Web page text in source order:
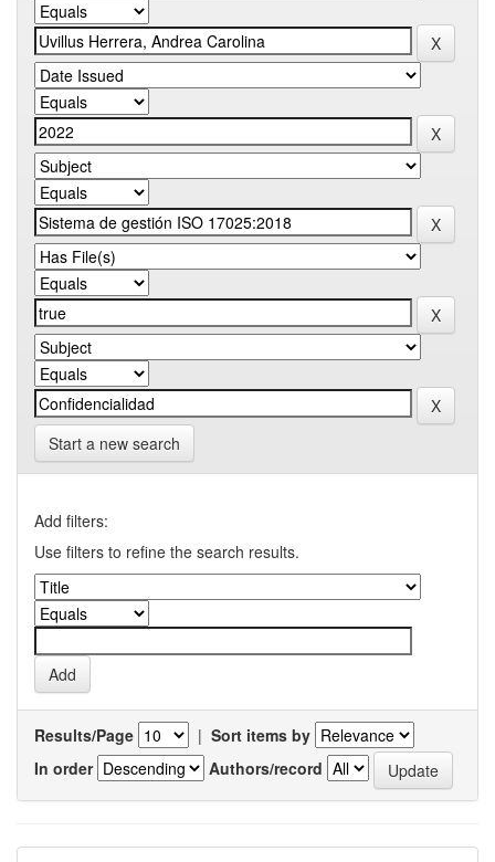
Start a new search
Add filters:
Use filters to refine the search results.
Results/Page | Sort items by
In order
Authors/record